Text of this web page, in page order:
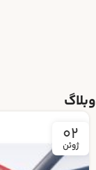
وبلاگ
02
ژوئن